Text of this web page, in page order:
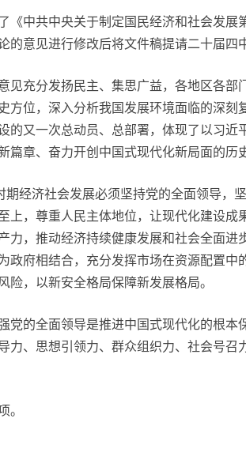
中共中央关于制定国民经济和社会发展
的意见进行修改后将文件稿提请二十届四
充分发扬民主、集思广益，各地区各部
方位，深入分析我国发展环境面临的深
的又一次总动员、总部署，体现了以习
篇章、奋力开创中国式现代化新局面的历
经济社会发展必须坚持党的全面领导，
上，尊重人民主体地位，让现代化建设
力，推动经济持续健康发展和社会全面
政府相结合，充分发挥市场在资源配置
险，以新安全格局保障新发展格局。
的全面领导是推进中国式现代化的根本
力、思想引领力、群众组织力、社会号